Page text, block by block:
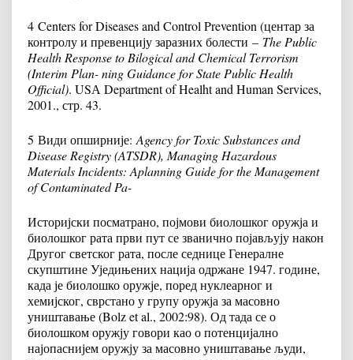
4 Centers for Diseases and Control Prevention (центар за
контролу и превенцију заразних болести – The Public
Health Response to Bilogical and Chemical Terrorism
(Interim Plan- ning Guidance for State Public Health
Official). USА Department of Healht and Human Services,
2001., стр. 43.
5 Види опширније: Agency for Toxic Substances and
Disease Registry (ATSDR), Managing Hazardous
Materials Incidents: Aplanning Guide for the Management
of Contaminated Pa-
Историјски посматрано, појмови биолошког оружја и
биолошког рата први пут се званично појављују након
Другог светског рата, после седнице Генералне
скупштине Уједињених нација одржане 1947. године,
када је биолошко оружје, поред нуклеарног и
хемијског, сврстано у групу оружја за масовно
уништавање (Bolz et al., 2002:98). Од тада се о
биолошком оружју говори као о потенцијално
најопаснијем оружју за масовно уништавање људи,